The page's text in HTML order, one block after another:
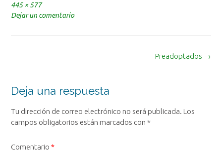
Tamaño
completo
445 × 577
Dejar un comentario
entrada
Preadoptados →
Deja una respuesta
Tu dirección de correo electrónico no será publicada. Los
campos obligatorios están marcados con *
Comentario *